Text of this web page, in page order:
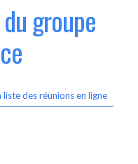
groupe
liste des réunions en ligne